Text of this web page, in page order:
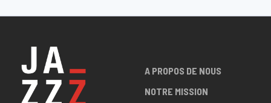
A PROPOS DE NOUS
NOTRE MISSION